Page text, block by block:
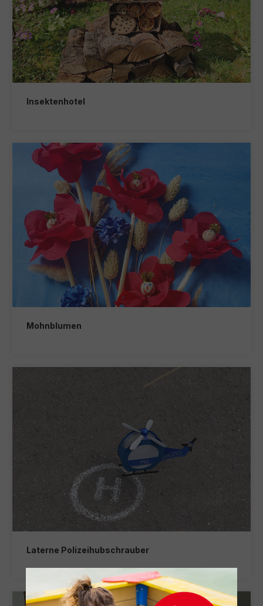
Insektenhotel
Mohnblumen
Laterne Polizeihubschrauber